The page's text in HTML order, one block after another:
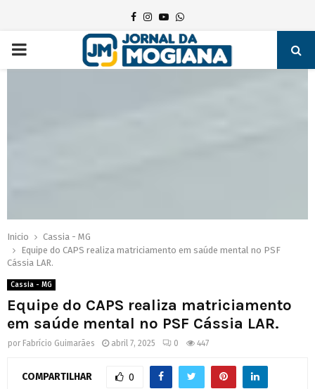
Facebook
Instagram
YoutubeWhatsapp
PRIMARY
Inicio
Cassia - MG
Equipe do CAPS realiza matriciamento em saúde mental no PSF
Cássia LAR.
Cassia - MG
Equipe do CAPS realiza matriciamento
em saúde mental no PSF Cássia LAR.
por Fabrício Guimarães abril 7, 2025 0 447
COMPARTILHAR 0